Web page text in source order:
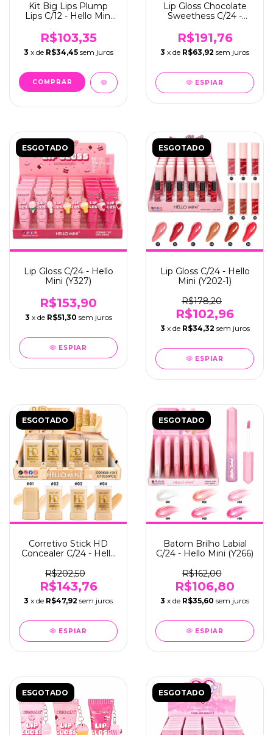
Kit Big Lips Plump
Lips C/12 - Hello Mini
R$103,35
3 x de R$34,45 sem juros
Lip Gloss Chocolate
Sweethess C/24 -
R$191,76
3 x de R$63,92 sem juros
ESPIAR
ESGOTADO
Lip Gloss C/24 - Hello
Mini (Y327)
R$153,90
3 x de R$51,30 sem juros
ESPIAR
ESGOTADO
Lip Gloss C/24 - Hello
Mini (Y202-1)
R$178,20
R$102,96
3 x de R$34,32 sem juros
ESPIAR
ESGOTADO
Corretivo Stick HD
Concealer C/24 - Hello
R$202,50
R$143,76
3 x de R$47,92 sem juros
ESPIAR
ESGOTADO
Batom Brilho Labial
C/24 - Hello Mini (Y266)
R$162,00
R$106,80
3 x de R$35,60 sem juros
ESPIAR
ESGOTADO ESGOTADO